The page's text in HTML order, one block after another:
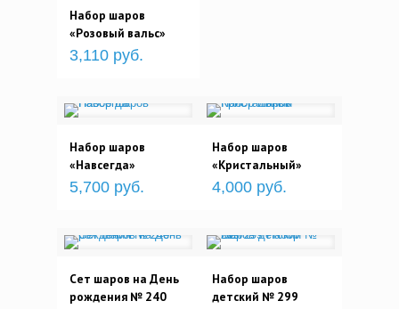
Набор шаров
«Розовый вальс»
3,110 руб.
Набор шаров
«Навсегда»
5,700 руб.
Набор шаров
«Кристальный»
4,000 руб.
Сет шаров на День
рождения № 240
Набор шаров
детский № 299